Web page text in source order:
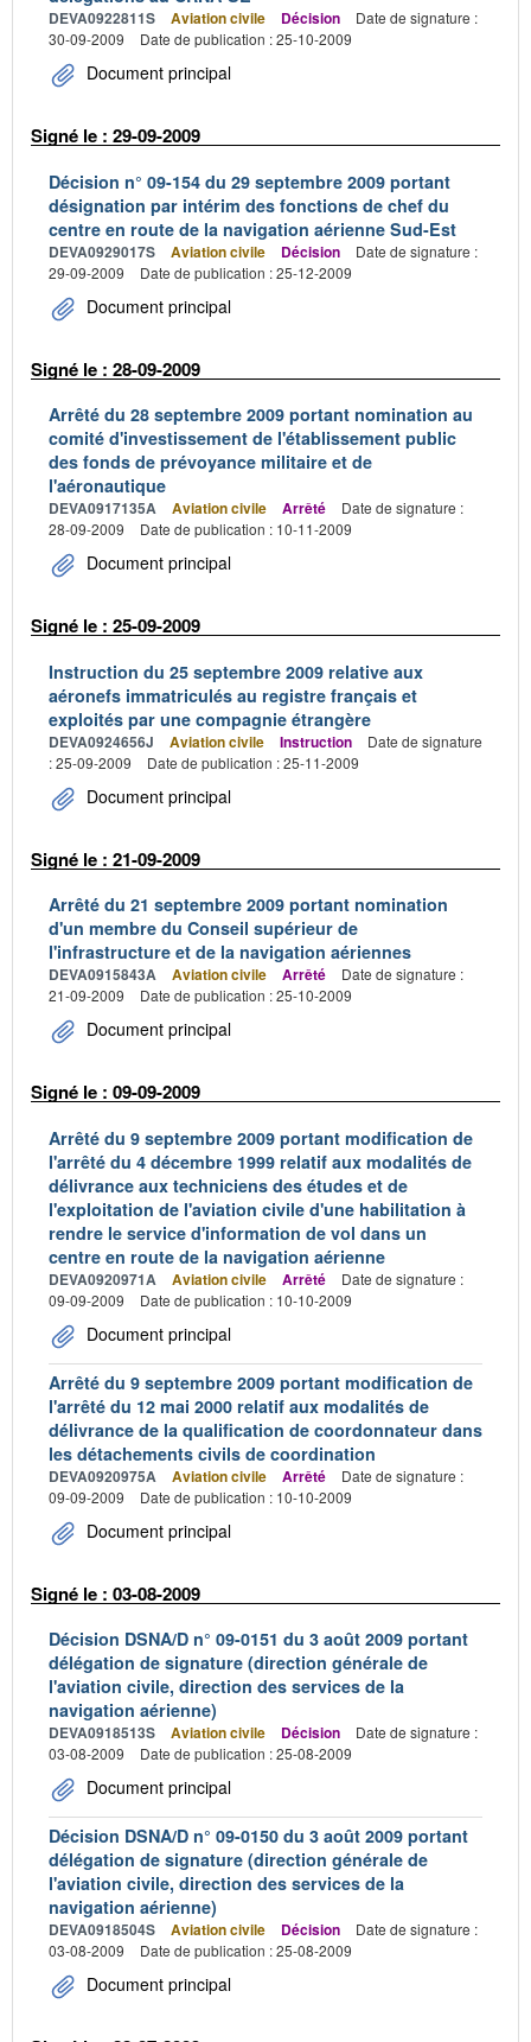
DEVA0922811S Aviation civile Décision
Date de signature :
30-09-2009
Date de publication : 25-10-2009
Document principal
Signé le : 29-09-2009
Décision n° 09-154 du 29 septembre 2009 portant
désignation par intérim des fonctions de chef du
centre en route de la navigation aérienne Sud-Est
DEVA0929017S Aviation civile Décision
Date de signature :
29-09-2009
Date de publication : 25-12-2009
Document principal
Signé le : 28-09-2009
Arrêté du 28 septembre 2009 portant nomination au
comité d'investissement de l'établissement public
des fonds de prévoyance militaire et de
l'aéronautique
DEVA0917135A Aviation civile Arrêté
Date de signature :
28-09-2009
Date de publication : 10-11-2009
Document principal
Signé le : 25-09-2009
Instruction du 25 septembre 2009 relative aux
aéronefs immatriculés au registre français et
exploités par une compagnie étrangère
DEVA0924656J Aviation civile Instruction
Date de signature
: 25-09-2009
Date de publication : 25-11-2009
Document principal
Signé le : 21-09-2009
Arrêté du 21 septembre 2009 portant nomination
d'un membre du Conseil supérieur de
l'infrastructure et de la navigation aériennes
DEVA0915843A Aviation civile Arrêté
Date de signature :
21-09-2009
Date de publication : 25-10-2009
Document principal
Signé le : 09-09-2009
Arrêté du 9 septembre 2009 portant modification de
l'arrêté du 4 décembre 1999 relatif aux modalités de
délivrance aux techniciens des études et de
l'exploitation de l'aviation civile d'une habilitation à
rendre le service d'information de vol dans un
centre en route de la navigation aérienne
DEVA0920971A Aviation civile Arrêté
Date de signature :
09-09-2009
Date de publication : 10-10-2009
Document principal
Arrêté du 9 septembre 2009 portant modification de
l'arrêté du 12 mai 2000 relatif aux modalités de
délivrance de la qualification de coordonnateur dans
les détachements civils de coordination
DEVA0920975A Aviation civile Arrêté
Date de signature :
09-09-2009
Date de publication : 10-10-2009
Document principal
Signé le : 03-08-2009
Décision DSNA/D n° 09-0151 du 3 août 2009 portant
délégation de signature (direction générale de
l'aviation civile, direction des services de la
navigation aérienne)
DEVA0918513S Aviation civile Décision
Date de signature :
03-08-2009
Date de publication : 25-08-2009
Document principal
Décision DSNA/D n° 09-0150 du 3 août 2009 portant
délégation de signature (direction générale de
l'aviation civile, direction des services de la
navigation aérienne)
DEVA0918504S Aviation civile Décision
Date de signature :
03-08-2009
Date de publication : 25-08-2009
Document principal